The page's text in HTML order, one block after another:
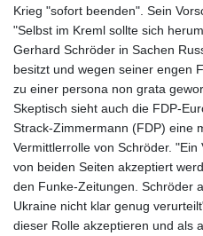
Krieg "sofort beenden". Sein
"Selbst im Kreml sollte sich
Gerhard Schröder in Sachen
besitzt und wegen seiner engen
zu einer persona non grata
Skeptisch sieht auch die FDP-
Strack-Zimmermann (FDP) eine
Vermittlerrolle von Schröder.
von beiden Seiten akzeptiert
den Funke-Zeitungen. Schröder
Ukraine nicht klar genug
dieser Rolle akzeptieren und als